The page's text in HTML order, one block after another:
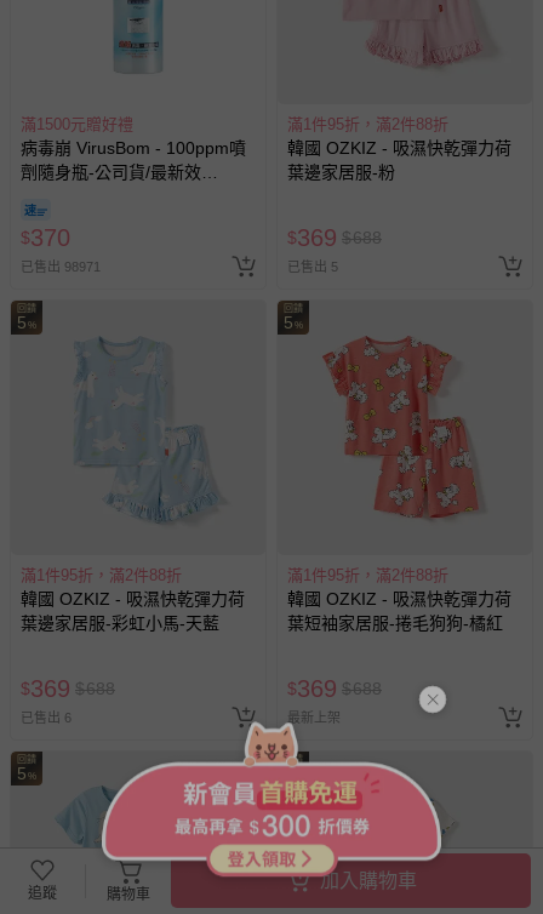
針對滿件折/滿額贈…等活動，如因部份退貨，而該訂單保
留商品未達活動門檻，將以原價計算，活動贈品亦需一併退
部分商品依據消費者保護法的規定，不適用七天鑑賞期/猶
豫期範圍：
客製化商品（例如客製生日書、姓名貼等）。
報紙、期刊或雜誌（惟書籍如經拆封、使用，則酌收整
新費用）。
經消費者拆封之影音商品或電腦軟體（例如 DVD、CD
等）。
非以有形媒介提供之數位內容或一經提供即為完成之線
上服務，經消費者事先同意始提供（例如線上課程、遊
戲或活動點數等）。
已拆封之以下類型商品：
墊、寢具類等）。
-新生兒親膚衣物（嬰幼兒包巾與背巾、包屁衣、學習
褲、紗布衣等）。
帶束縛衣、餐搖椅等）。
-其他原廠盒裝商品封口處已貼上「不可拆封」，或具警
示字句等說明貼紙、封條者。
國際航空、客運、訂房等服務。
相關的退換貨辦理流程，可詳見：退換貨 & 退款問題
滿1500元贈好禮
病毒崩 VirusBom - 100ppm噴
劑隨身瓶-公司貨/最新效
$370
已售出 98971
滿1件95折，滿2件88折
韓國 OZKIZ - 吸濕快乾彈力荷
葉邊家居服-粉
$369 $688
已售出 5
回饋
5 %
滿1件95折，滿2件88折
韓國 OZKIZ - 吸濕快乾彈力荷
葉邊家居服-彩虹小馬-天藍
$369 $688
已售出 6
回饋
5 %
滿1件95折，滿2件88折
韓國 OZKIZ - 吸濕快乾彈力荷
葉短袖家居服-捲毛狗狗-橘紅
$369 $688
最新上架
回饋
5 %
回饋
5
追蹤 購物車
加入購物車